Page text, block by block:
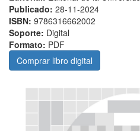
Publicado: 28-11-2024
ISBN: 9786316662002
Soporte: Digital
Formato: PDF
Comprar libro digital